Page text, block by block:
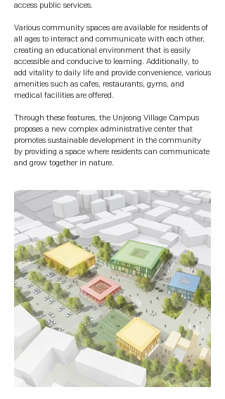
access public services.
Various community spaces are available for residents of
all ages to interact and communicate with each other,
creating an educational environment that is easily
accessible and conducive to learning. Additionally, to
add vitality to daily life and provide convenience, various
amenities such as cafes, restaurants, gyms, and
medical facilities are offered.
Through these features, the Unjeong Village Campus
proposes a new complex administrative center that
promotes sustainable development in the community
by providing a space where residents can communicate
and grow together in nature.